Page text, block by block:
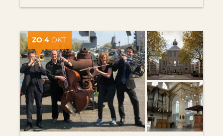
ZO 4 OKT.